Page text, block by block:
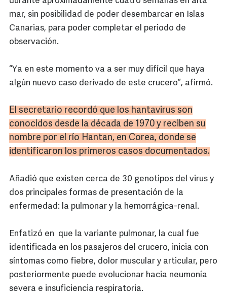
mar, sin posibilidad de poder desembarcar en Islas
Canarias, para poder completar el periodo de
observación.
“Ya en este momento va a ser muy difícil que haya
algún nuevo caso derivado de este crucero”, afirmó.
El secretario recordó que los hantavirus son
conocidos desde la década de 1970 y reciben su
nombre por el río Hantan, en Corea, donde se
identificaron los primeros casos documentados.
Añadió que existen cerca de 30 genotipos del virus y
dos principales formas de presentación de la
enfermedad: la pulmonar y la hemorrágica-renal.
Enfatizó en que la variante pulmonar, la cual fue
identificada en los pasajeros del crucero, inicia con
síntomas como fiebre, dolor muscular y articular, pero
posteriormente puede evolucionar hacia neumonía
severa e insuficiencia respiratoria.